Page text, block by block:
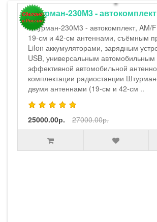
Штурман-230М3 - автокомплект
Штурман-230М3 - автокомплект, AM/
19-см и 42-см антеннами, съёмным